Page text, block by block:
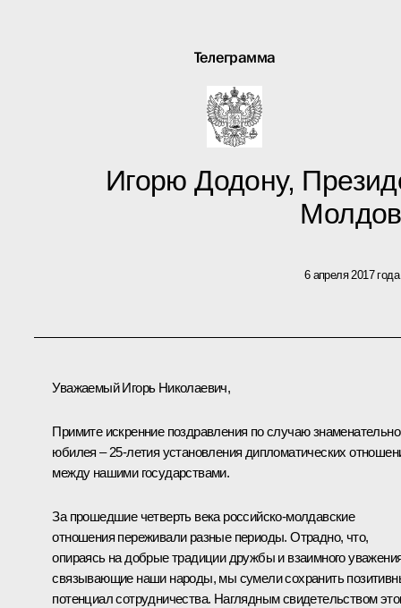
Телеграмма
Игорю Додону,
6 апреля 2017 года
Уважаемый Игорь Николаевич,
Примите искренние поздравления по случаю
юбилея – 25-летия установления дипломатических
между нашими государствами.
За прошедшие четверть века российско-молдавские
отношения переживали разные периоды. Отрадно, что,
опираясь на добрые традиции дружбы и взаимного
связывающие наши народы, мы сумели сохранить
потенциал сотрудничества. Наглядным свидетельством